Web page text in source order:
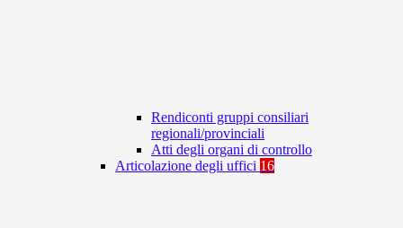
Rendiconti gruppi consiliari
regionali/provinciali
Atti degli organi di controllo
Articolazione degli uffici 16